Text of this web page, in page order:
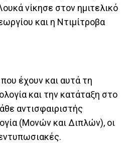
νίκησε στον ημιτελικό
και η Ντιμίτροβα
έχουν και αυτά τη
και την κατάταξη στο
αντισφαιριστής
(Μονών και Διπλών), οι